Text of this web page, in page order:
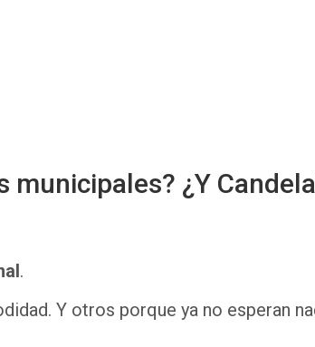
municipales? ¿Y
.
Y otros porque ya no esperan